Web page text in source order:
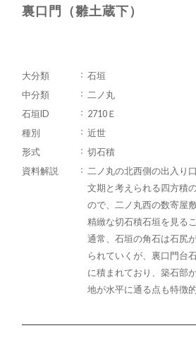
裏口門（雛土蔵下）
大分類
石垣
中分類
二ノ丸
石垣ID
2710Ｅ
種別
近世
形式
切石積
資料解説
二ノ丸の北西側の出入り
文期と考えられる四方積
ので、二ノ丸西の数寄屋
精緻な切石積石垣を見る
通常、石垣の角石は石尻
られていくが、裏口門台
に積まれており、築石部
地が水平に通る点も特徴的